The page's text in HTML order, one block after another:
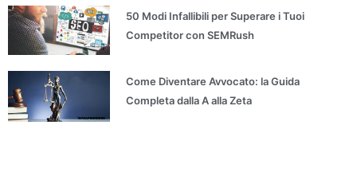
50 Modi Infallibili per Superare i Tuoi
Competitor con SEMRush
Come Diventare Avvocato: la Guida
Completa dalla A alla Zeta